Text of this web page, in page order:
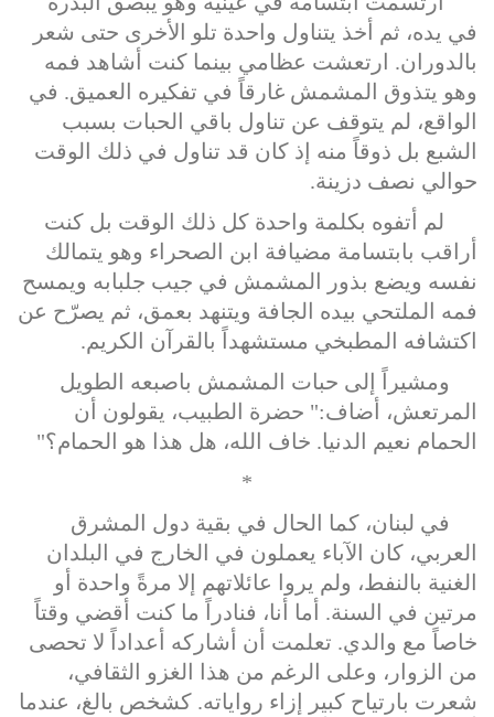
في يده، ثم أخذ يتناول واحدة تلو الأخرى حتى شعر
بالدوران. ارتعشت عظامي بينما كنت أشاهد فمه
وهو يتذوق المشمش غارقاً في تفكيره العميق. في
الواقع، لم يتوقف عن تناول باقي الحبات بسبب
الشبع بل ذوقاً منه إذ كان قد تناول في ذلك الوقت
حوالي نصف دزينة.
لم أتفوه بكلمة واحدة كل ذلك الوقت بل كنت
أراقب بابتسامة مضيافة ابن الصحراء وهو يتمالك
نفسه ويضع بذور المشمش في جيب جلبابه ويمسح
فمه الملتحي بيده الجافة ويتنهد بعمق، ثم يصرّح عن
اكتشافه المطبخي مستشهداً بالقرآن الكريم.
ومشيراً إلى حبات المشمش باصبعه الطويل
المرتعش، أضاف:" حضرة الطبيب، يقولون أن
الحمام نعيم الدنيا. خاف الله، هل هذا هو الحمام؟"
*
في لبنان، كما الحال في بقية دول المشرق
العربي، كان الآباء يعملون في الخارج في البلدان
الغنية بالنفط، ولم يروا عائلاتهم إلا مرةً واحدة أو
مرتين في السنة. أما أنا، فنادراً ما كنت أقضي وقتاً
خاصاً مع والدي. تعلمت أن أشاركه أعداداً لا تحصى
من الزوار، وعلى الرغم من هذا الغزو الثقافي،
شعرت بارتياح كبير إزاء رواياته. كشخص بالغ، عندما